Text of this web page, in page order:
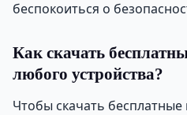
беспокоиться о
Как скачать
любого устройства?
Чтобы скачать